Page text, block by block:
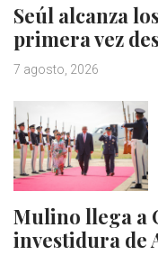
Seúl alcanza
primera vez
7 agosto, 2026
Mulino llega a
investidura de